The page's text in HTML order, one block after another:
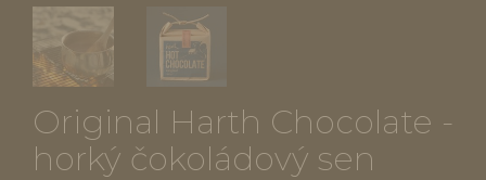
Original Harth Chocolate -
horký čokoládový sen